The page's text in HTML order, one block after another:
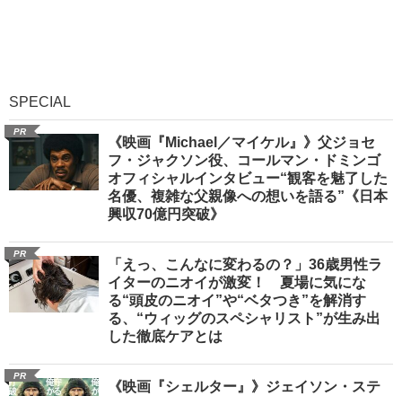
SPECIAL
PR
《映画『Michael／マイケル』》父ジョセ
フ・ジャクソン役、コールマン・ドミンゴ
オフィシャルインタビュー“観客を魅了した
名優、複雑な父親像への想いを語る”《日本
興収70億円突破》
PR
「えっ、こんなに変わるの？」36歳男性ラ
イターのニオイが激変！ 夏場に気にな
る“頭皮のニオイ”や“ベタつき”を解消す
る、“ウィッグのスペシャリスト”が生み出
した徹底ケアとは
PR
《映画『シェルター』》ジェイソン・ステ